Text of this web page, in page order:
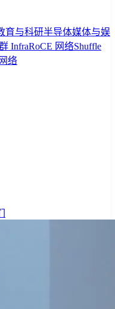
育与科研半导体媒体与娱
InfraRoCE 网络Shuffle
络